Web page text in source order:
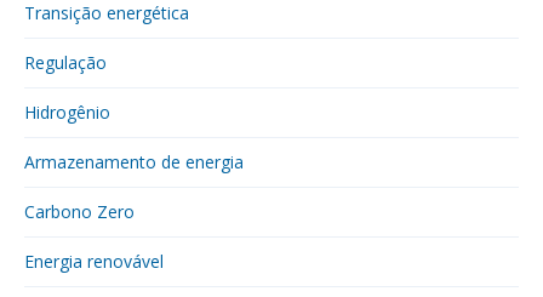
Transição energética
Regulação
Hidrogênio
Armazenamento de energia
Carbono Zero
Energia renovável